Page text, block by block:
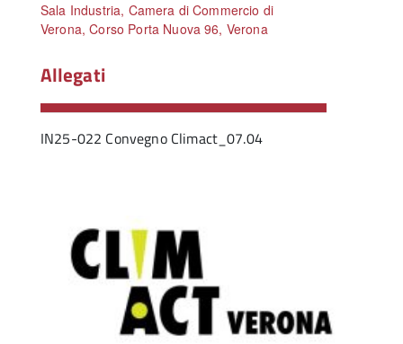
Sala Industria, Camera di Commercio di
Verona, Corso Porta Nuova 96, Verona
Allegati
IN25-022 Convegno Climact_07.04